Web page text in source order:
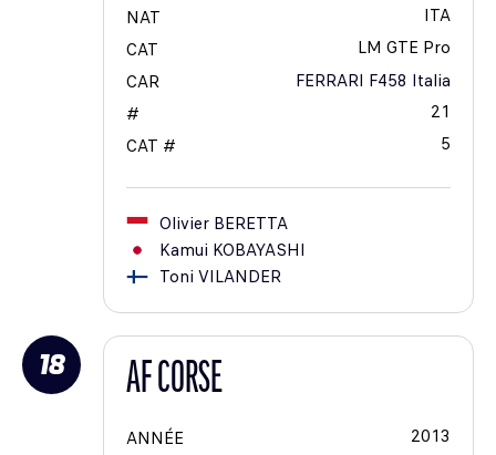
NAT
ITA
CAT
LM GTE Pro
CAR
FERRARI F458 Italia
#
21
CAT #
5
Olivier BERETTA
Kamui KOBAYASHI
Toni VILANDER
18 AF CORSE
ANNÉE
2013